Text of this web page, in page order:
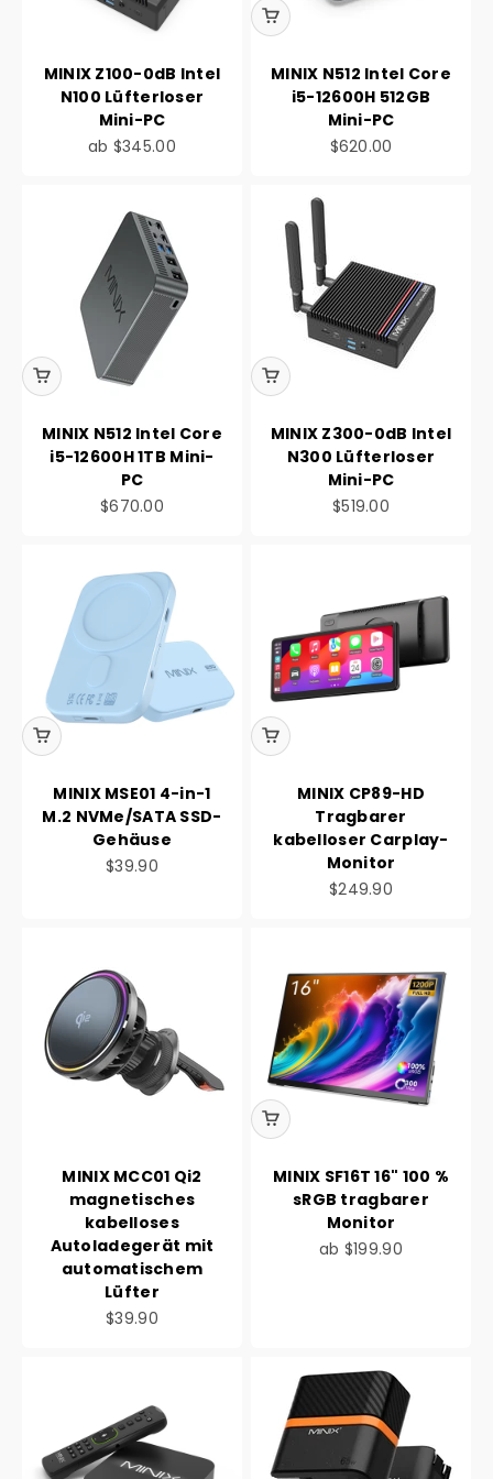
MINIX Z100-0dB Intel
N100 Lüfterloser
Mini-PC
Angebot
ab $345.00
MINIX N512 Intel Core
i5-12600H 512GB
Mini-PC
Angebot
$620.00
MINIX N512 Intel Core
i5-12600H 1TB Mini-
PC
Angebot
$670.00
MINIX Z300-0dB Intel
N300 Lüfterloser
Mini-PC
Angebot
$519.00
MINIX MSE01 4-in-1
M.2 NVMe/SATA SSD-
Gehäuse
Angebot
$39.90
MINIX CP89-HD
Tragbarer
kabelloser Carplay-
Monitor
Angebot
$249.90
MINIX MCC01 Qi2
magnetisches
kabelloses
Autoladegerät mit
automatischem
Lüfter
Angebot
$39.90
MINIX SF16T 16" 100 %
sRGB tragbarer
Monitor
Angebot
ab $199.90